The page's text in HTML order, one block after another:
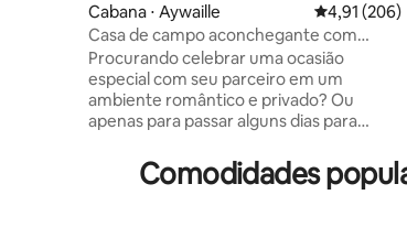
Cabana ⋅ Aywaille 4,91 de
4,91 (206)
Casa de campo aconchegante com
jacuzzi e sauna em região incrível
Procurando celebrar uma ocasião
especial com seu parceiro em um
ambiente romântico e privado? Ou
apenas para passar alguns dias para
venha para esta acolhedora e recém-
construída casa de madeira, equipada
Comodidades